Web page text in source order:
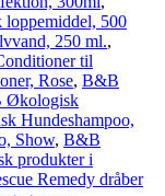
500
250 ml.,
til
Rose, B&B
Økologisk
Hundeshampoo,
Show, B&B
produkter i
Remedy dråber